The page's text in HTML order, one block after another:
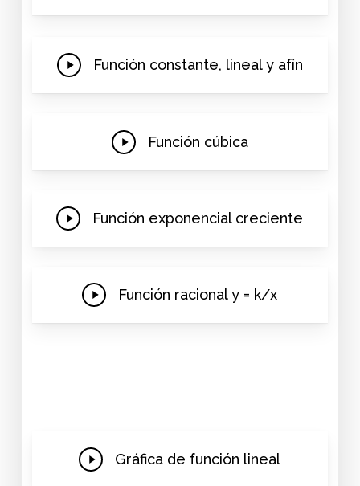
Play
Función constante, lineal y afín
Play
Función cúbica
Play
Función exponencial creciente
Play
Función racional y = k/x
Play
Gráfica de función lineal